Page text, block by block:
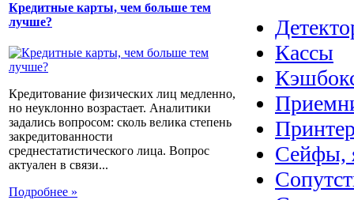
Кредитные карты, чем больше тем
лучше?
Кредитование физических лиц медленно,
но неуклонно возрастает. Аналитики
задались вопросом: сколь велика степень
закредитованности
среднестатистического лица. Вопрос
актуален в связи...
Подробнее »
Кассы
Сейфы,